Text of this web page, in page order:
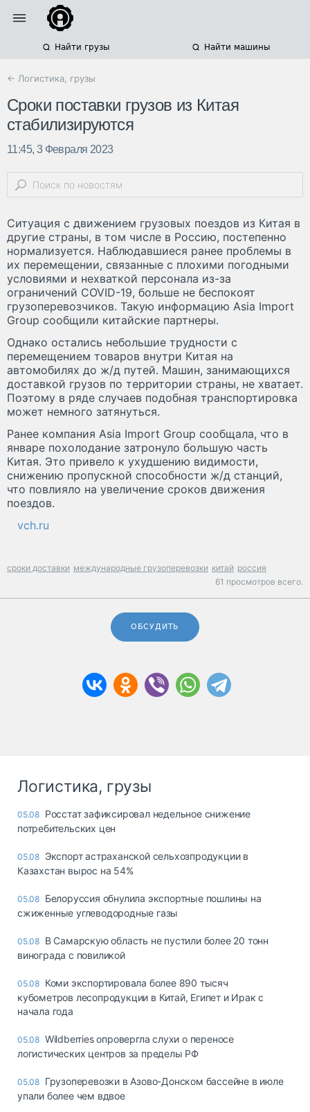
Найти грузы Найти машины
← Логистика, грузы
Сроки поставки грузов из Китая
стабилизируются
11:45, 3 Февраля 2023
Ситуация с движением грузовых поездов из Китая в
другие страны, в том числе в Россию, постепенно
нормализуется. Наблюдавшиеся ранее проблемы в
их перемещении, связанные с плохими погодными
условиями и нехваткой персонала из-за
ограничений COVID-19, больше не беспокоят
грузоперевозчиков. Такую информацию Asia Import
Group сообщили китайские партнеры.
Однако остались небольшие трудности с
перемещением товаров внутри Китая на
автомобилях до ж/д путей. Машин, занимающихся
доставкой грузов по территории страны, не хватает.
Поэтому в ряде случаев подобная транспортировка
может немного затянуться.
Ранее компания Asia Import Group сообщала, что в
январе похолодание затронуло большую часть
Китая. Это привело к ухудшению видимости,
снижению пропускной способности ж/д станций,
что повлияло на увеличение сроков движения
поездов.
vch.ru
сроки доставки международные грузоперевозки китай россия
61 просмотров всего.
ОБСУДИТЬ
Логистика, грузы
05.08 Росстат зафиксировал недельное снижение
потребительских цен
05.08 Экспорт астраханской сельхозпродукции в
Казахстан вырос на 54%
05.08 Белоруссия обнулила экспортные пошлины на
сжиженные углеводородные газы
05.08 В Самарскую область не пустили более 20 тонн
винограда с повиликой
05.08 Коми экспортировала более 890 тысяч
кубометров лесопродукции в Китай, Египет и Ирак с
начала года
05.08 Wildberries опровергла слухи о переносе
логистических центров за пределы РФ
05.08 Грузоперевозки в Азово-Донском бассейне в июле
упали более чем вдвое